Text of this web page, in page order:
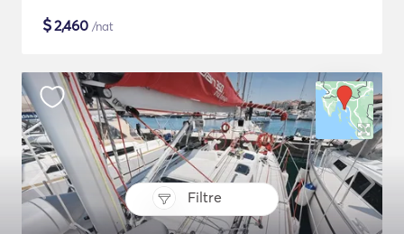
Filtre
$2,460 /nat